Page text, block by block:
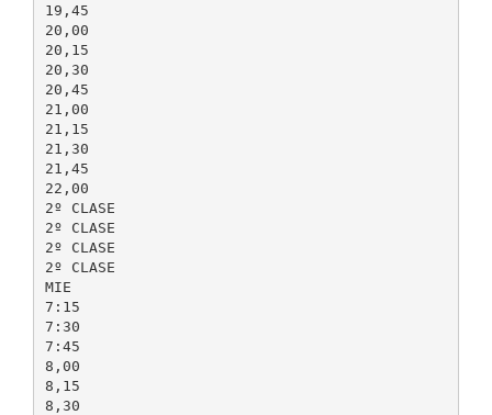
19,45
20,00
20,15
20,30
20,45
21,00
21,15
21,30
21,45
22,00
2º CLASE
2º CLASE
2º CLASE
2º CLASE
MIE
7:15
7:30
7:45
8,00
8,15
8,30